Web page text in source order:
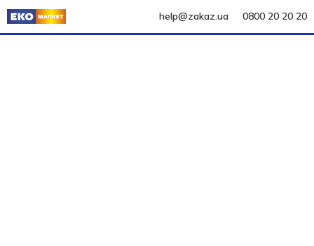
help@zakaz.ua 0800 20 20 20